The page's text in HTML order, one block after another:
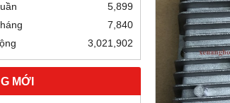
5,899
7,840
3,021,902
MỚI